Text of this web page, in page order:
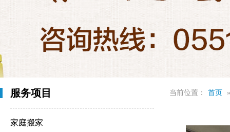
服务项目
家庭搬家
当前位置： 首页